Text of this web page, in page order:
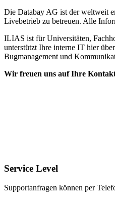
Die Databay AG ist der weltweit
Livebetrieb zu betreuen. Alle
ILIAS ist für Universitäten,
unterstützt Ihre interne IT hier
Bugmanagement und
Wir freuen uns auf Ihre
Service Level
Supportanfragen können per